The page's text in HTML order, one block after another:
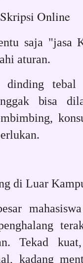
Online
saja "jasa
aturan.
dinding tebal
bisa
di Luar
Tekad
kadang